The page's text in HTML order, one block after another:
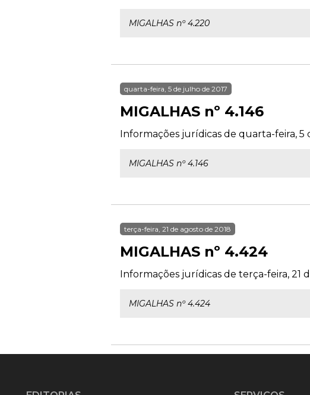
MIGALHAS nº 4.220
quarta-feira, 5 de julho de 2017
MIGALHAS nº 4.146
Informações jurídicas de quarta-feira, 5
MIGALHAS nº 4.146
terça-feira, 21 de agosto de 2018
MIGALHAS nº 4.424
Informações jurídicas de terça-feira, 21
MIGALHAS nº 4.424